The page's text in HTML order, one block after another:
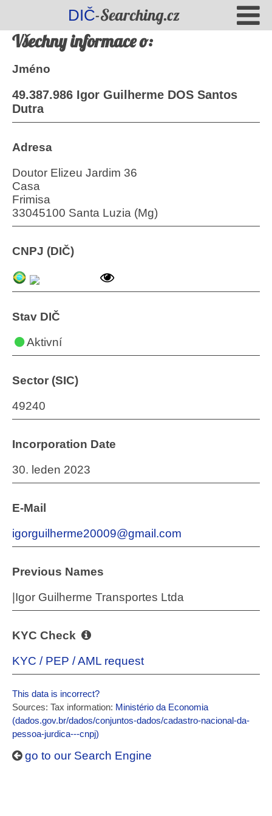
DIČ-Searching.cz
Všechny informace o:
Jméno
49.387.986 Igor Guilherme DOS Santos
Dutra
Adresa
Doutor Elizeu Jardim 36
Casa
Frimisa
33045100 Santa Luzia (Mg)
CNPJ (DIČ)
Stav DIČ
Aktivní
Sector (SIC)
49240
Incorporation Date
30. leden 2023
E-Mail
igorguilherme20009@gmail.com
Previous Names
|Igor Guilherme Transportes Ltda
KYC Check
KYC / PEP / AML request
This data is incorrect?
Sources: Tax information: Ministério da Economia
(dados.gov.br/dados/conjuntos-dados/cadastro-nacional-da-
pessoa-jurdica---cnpj)
go to our Search Engine